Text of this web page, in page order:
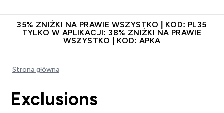
35% ZNIŻKI NA PRAWIE WSZYSTKO | KOD: PL35
TYLKO W APLIKACJI: 38% ZNIŻKI NA PRAWIE
WSZYSTKO | KOD: APKA
Strona główna
Exclusions